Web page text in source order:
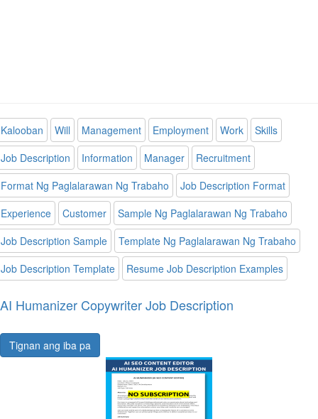
Kalooban Will Management Employment Work
Skills
Job Description
Information Manager
Recruitment
Format Ng Paglalarawan Ng Trabaho
Job Description Format
Experience
Customer
Sample Ng Paglalarawan Ng Trabaho
Job Description Sample
Template Ng Paglalarawan Ng Trabaho
Job Description Template
Resume Job Description Examples
AI Humanizer Copywriter Job Description
Tignan ang iba pa